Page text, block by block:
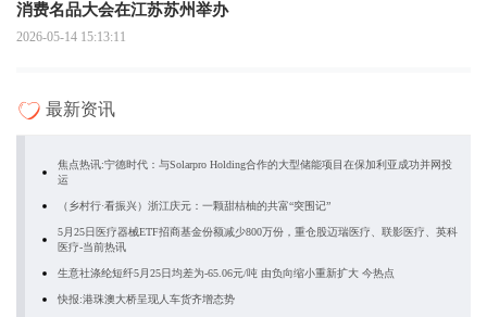
消费名品大会在江苏苏州举办
2026-05-14 15:13:11
最新资讯
焦点热讯:宁德时代：与Solarpro Holding合作的大型储能项目在保加利亚成功并网投
运
（乡村行·看振兴）浙江庆元：一颗甜桔柚的共富“突围记”
5月25日医疗器械ETF招商基金份额减少800万份，重仓股迈瑞医疗、联影医疗、英科
医疗-当前热讯
生意社涤纶短纤5月25日均差为-65.06元/吨 由负向缩小重新扩大 今热点
快报:港珠澳大桥呈现人车货齐增态势